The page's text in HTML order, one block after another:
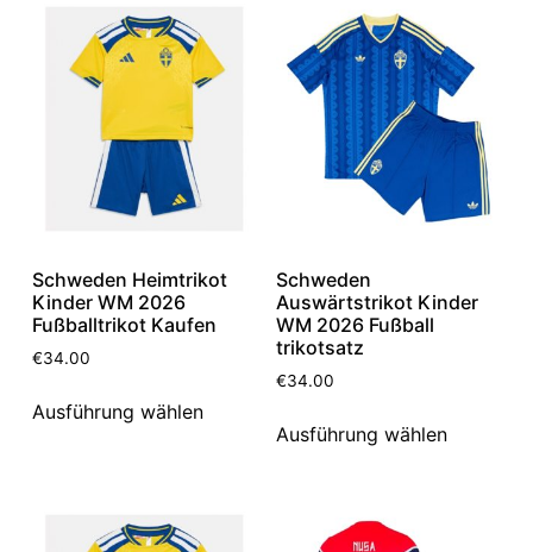
Schweden Heimtrikot
Kinder WM 2026
Fußballtrikot Kaufen
€34.00
Ausführung wählen
Schweden
Auswärtstrikot Kinder
WM 2026 Fußball
trikotsatz
€34.00
Ausführung wählen